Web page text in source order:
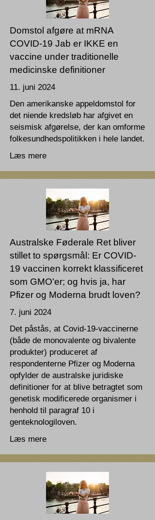
Domstol afgøre at mRNA
COVID-19 Jab er IKKE en
vaccine under traditionelle
medicinske definitioner
11. juni 2024
Den amerikanske appeldomstol for
det niende kredsløb har afgivet en
seismisk afgørelse, der kan omforme
folkesundhedspolitikken i hele landet.
Læs mere
Australske Føderale Ret bliver
stillet to spørgsmål: Er COVID-
19 vaccinen korrekt klassificeret
som GMO'er; og hvis ja, har
Pfizer og Moderna brudt loven?
7. juni 2024
Det påstås, at Covid-19-vaccinerne
(både de monovalente og bivalente
produkter) produceret af
respondenterne Pfizer og Moderna
opfylder de australske juridiske
definitioner for at blive betragtet som
genetisk modificerede organismer i
henhold til paragraf 10 i
genteknologiloven.
Læs mere